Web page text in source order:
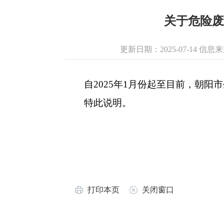
关于危险
更新日期：2025-07-14 信息
自2025年1月份起至目前，朝阳市
特此说明。
打印本页 关闭窗口